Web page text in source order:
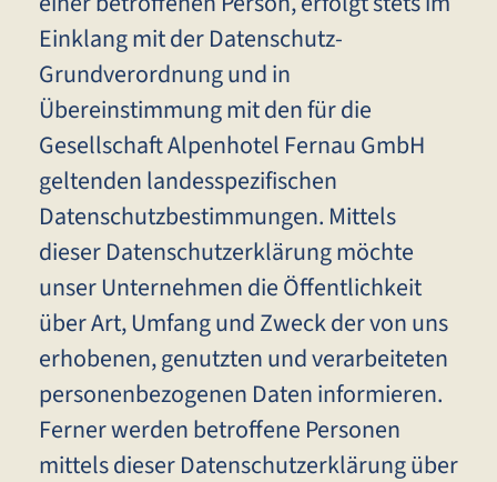
Einklang mit der Datenschutz-
Grundverordnung und in
Übereinstimmung mit den für die
Gesellschaft Alpenhotel Fernau GmbH
geltenden landesspezifischen
Datenschutzbestimmungen. Mittels
dieser Datenschutzerklärung möchte
unser Unternehmen die Öffentlichkeit
über Art, Umfang und Zweck der von uns
erhobenen, genutzten und verarbeiteten
personenbezogenen Daten informieren.
Ferner werden betroffene Personen
mittels dieser Datenschutzerklärung über